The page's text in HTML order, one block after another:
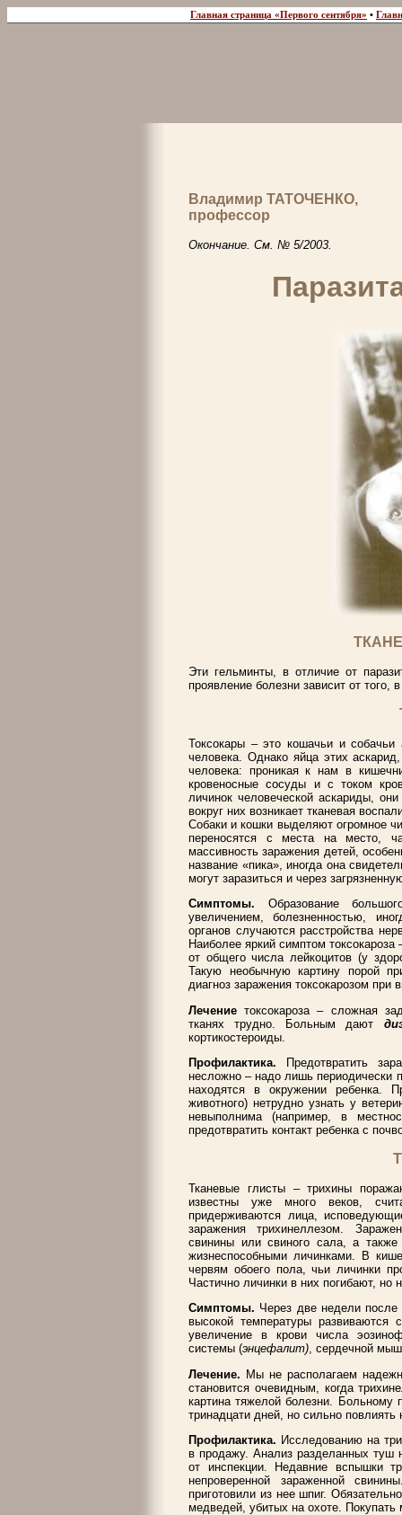
Главная страница «Первого сентября» •
Владимир ТАТОЧЕНКО,
профессор
Окончание. См. № 5/2003.
Эти гельминты, в отличие от
проявление болезни зависит от того,
Токсокары – это кошачьи и
человека. Однако яйца этих
человека: проникая к нам в
кровеносные сосуды и с током
личинок человеческой аскариды,
вокруг них возникает тканевая
Собаки и кошки выделяют огромное
переносятся с места на место,
массивность заражения детей,
название «пика», иногда она
могут заразиться и через
Симптомы. Образование
увеличением, болезненностью,
органов случаются расстройства
Наиболее яркий симптом
от общего числа лейкоцитов (у
Такую необычную картину порой
диагноз заражения токсокарозом при
Лечениетоксокароза – сложная
тканях трудно. Больным дают
кортикостероиды.
Профилактика.
Предотвратить
несложно – надо лишь периодически
находятся в окружении ребенка.
животного) нетрудно узнать у
невыполнима (например, в
предотвратить контакт ребенка с
Тканевые глисты – трихины
известны уже много веков,
придерживаются лица,
заражения трихинеллезом.
свинины или свиного сала, а
жизнеспособными личинками. В
червям обоего пола, чьи личинки
Частично личинки в них погибают, но
Симптомы. Через две недели после
высокой температуры развиваются
увеличение в крови числа
системы (энцефалит), сердечной
Лечение. Мы не располагаем
становится очевидным, когда
картина тяжелой болезни. Больному
тринадцати дней, но сильно
Профилактика. Исследованию на
в продажу. Анализ разделанных туш
от инспекции. Недавние вспышки
непроверенной зараженной
приготовили из нее шпиг.
медведей, убитых на охоте. Покупать